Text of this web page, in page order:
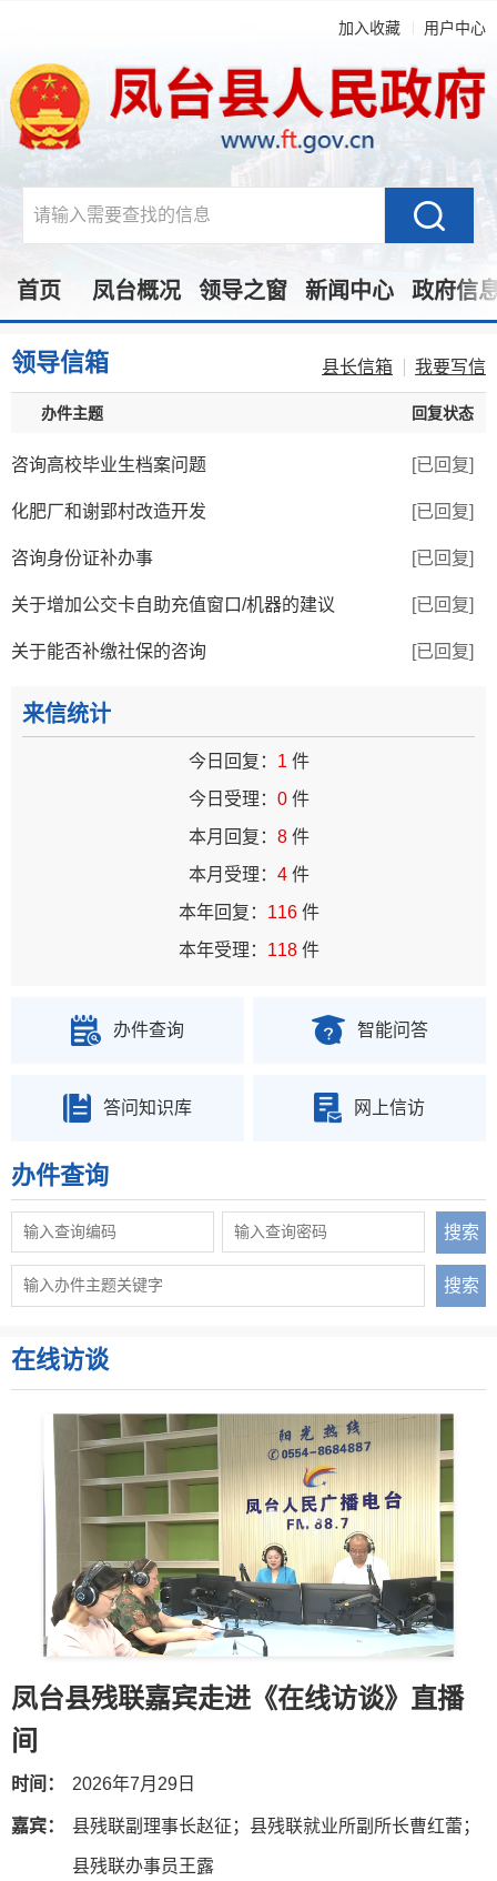
加入收藏 用户中心
首页 凤台概况 领导之窗 新闻中心 政府信
领导信箱 县长信箱 我要写信
办件主题 回复状态
咨询高校毕业生档案问题 [已回复]
化肥厂和谢郢村改造开发 [已回复]
咨询身份证补办事 [已回复]
关于增加公交卡自助充值窗口/机器的建议 [已回复]
关于能否补缴社保的咨询 [已回复]
来信统计
今日回复： 1 件
今日受理： 0件
本月回复： 8件
本月受理： 4件
本年回复： 116件
本年受理： 118件
办件查询 智能问答
答问知识库 网上信访
办件查询
在线访谈
凤台县残联嘉宾走进《在线访谈》直播
间
时间： 2026年7月29日
嘉宾： 县残联副理事长赵征；县残联就业所副所长曹红蕾；
县残联办事员王露